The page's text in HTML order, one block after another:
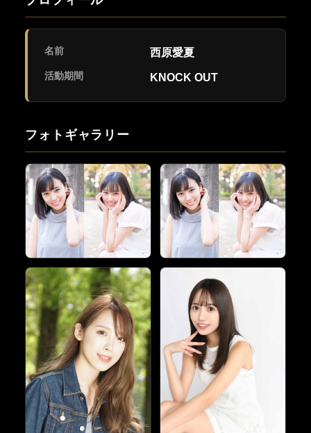
名前 西原愛夏
活動期間 KNOCK OUT
フォトギャラリー